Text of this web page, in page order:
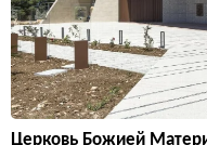
Церковь Божией